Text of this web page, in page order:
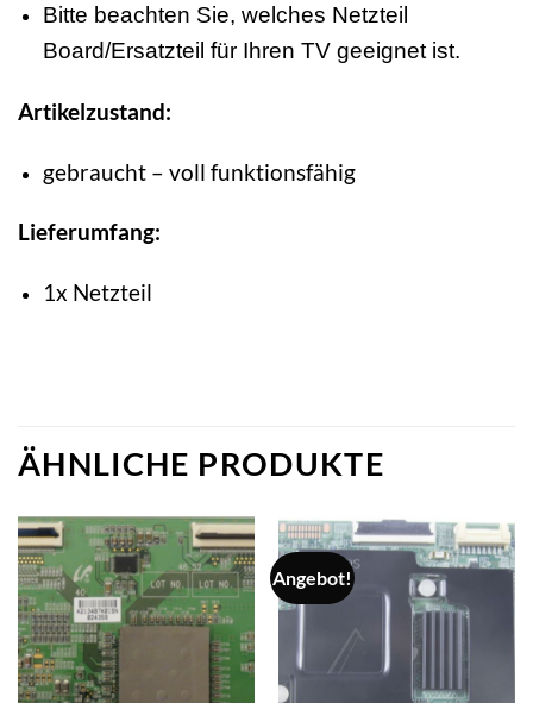
Bitte beachten Sie, welches Netzteil
Board/Ersatzteil für Ihren TV geeignet ist.
Artikelzustand:
gebraucht – voll funktionsfähig
Lieferumfang:
1x Netzteil
ÄHNLICHE PRODUKTE
Angebot!